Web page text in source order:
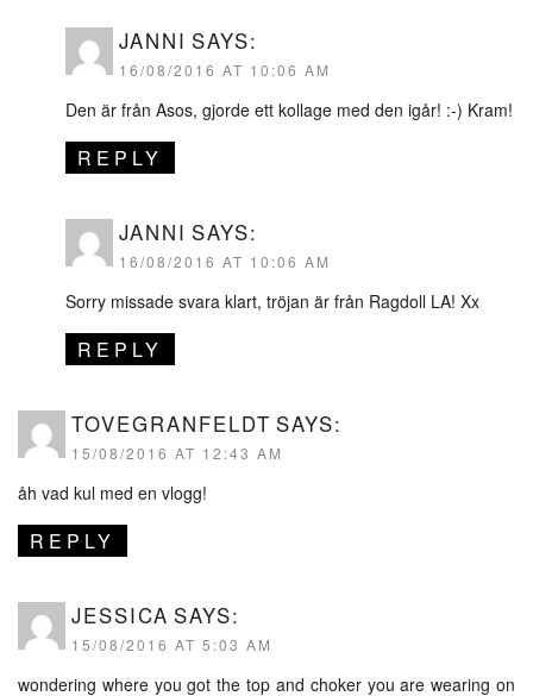
JANNI SAYS:
16/08/2016 AT 10:06 AM
Den är från Asos, gjorde ett kollage med den igår! :-) Kram!
REPLY
JANNI SAYS:
16/08/2016 AT 10:06 AM
Sorry missade svara klart, tröjan är från Ragdoll LA! Xx
REPLY
TOVEGRANFELDT SAYS:
15/08/2016 AT 12:43 AM
åh vad kul med en vlogg!
REPLY
JESSICA SAYS:
15/08/2016 AT 5:03 AM
wondering where you got the top and choker you are wearing on